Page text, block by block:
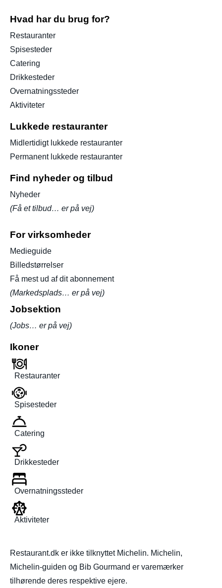
Hvad har du brug for?
Restauranter
Spisesteder
Catering
Drikkesteder
Overnatningssteder
Aktiviteter
Lukkede restauranter
Midlertidigt lukkede restauranter
Permanent lukkede restauranter
Find nyheder og tilbud
Nyheder
(Få et tilbud… er på vej)
For virksomheder
Medieguide
Billedstørrelser
Få mest ud af dit abonnement
(Markedsplads… er på vej)
Jobsektion
(Jobs… er på vej)
Ikoner
Restauranter
Spisesteder
Catering
Drikkesteder
Overnatningssteder
Aktiviteter
Restaurant.dk er ikke tilknyttet Michelin. Michelin,
Michelin-guiden og Bib Gourmand er varemærker
tilhørende deres respektive ejere.